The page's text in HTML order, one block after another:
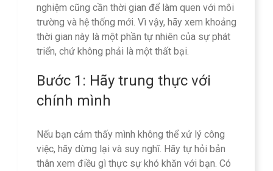
nghiệm cũng cần thời gian để làm quen với môi
trường và hệ thống mới. Vì vậy, hãy xem khoảng
thời gian này là một phần tự nhiên của sự phát
triển, chứ không phải là một thất bại.
Bước 1: Hãy trung thực với
chính mình
Nếu bạn cảm thấy mình không thể xử lý công
việc, hãy dừng lại và suy nghĩ. Hãy tự hỏi bản
thân xem điều gì thực sự khó khăn với bạn. Có